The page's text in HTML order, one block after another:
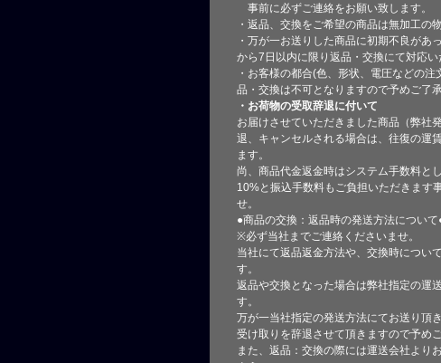
事前に必ずご連絡をお願い致します。
・返品、交換をご希望の商品は無加工の
・万が一お送りした商品に初期不良があ
から7日以内に限り返品・交換にて対応い
・お客様の都合(色、形状、電圧などの注
品・交換は不可となりますので予めご了
・お荷物の受取辞退に付いて
お届けさせていただきました商品（弊社
退、キャンセルされる場合は、往復の運
ます。
尚、商品代金返金時はシステム手数料と
10%と振込手数料もご負担いただきます
せ。
●商品の交換：返品時の発送方法について
※必ず当社までご連絡くださいませ。
当社にて返品返金方法や、交換時につい
す。
返品や交換となった場合は弊社指定の運
す。
万が一当社指定の発送方法にてお送り頂
受け取りを辞退させて頂きますので予め
また、返品：交換の際には運送会社より